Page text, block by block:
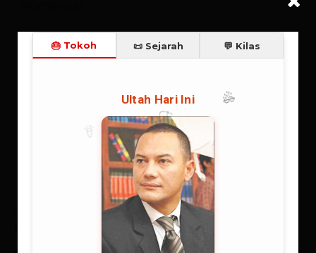
Simpan nama, email, dan situs web saya di
browser ini untuk lain kali saya berkomentar.